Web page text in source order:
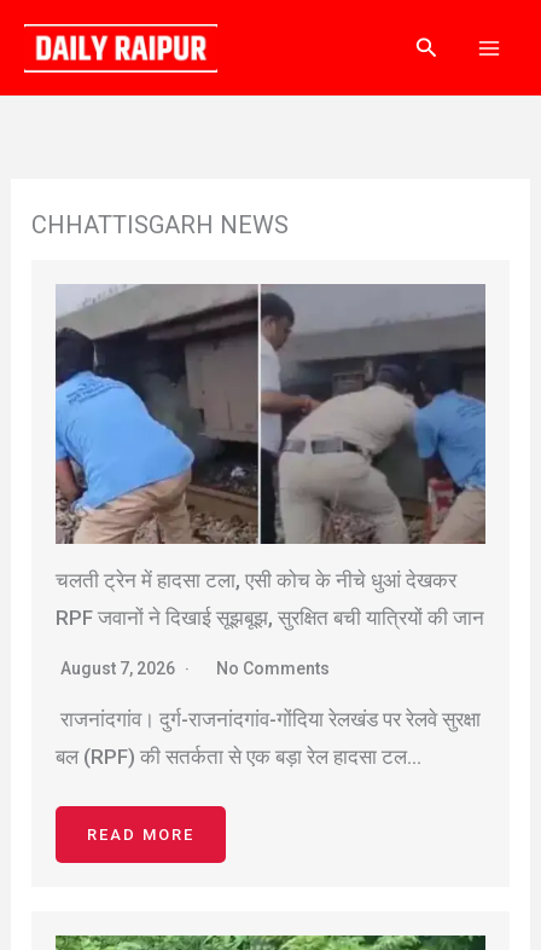
content
Search
CHHATTISGARH NEWS
चलती ट्रेन में हादसा टला, एसी कोच के नीचे धुआं देखकर
RPF जवानों ने दिखाई सूझबूझ, सुरक्षित बची यात्रियों की जान
August 7, 2026 No Comments
राजनांदगांव। दुर्ग-राजनांदगांव-गोंदिया रेलखंड पर रेलवे सुरक्षा
बल (RPF) की सतर्कता से एक बड़ा रेल हादसा टल…
READ MORE